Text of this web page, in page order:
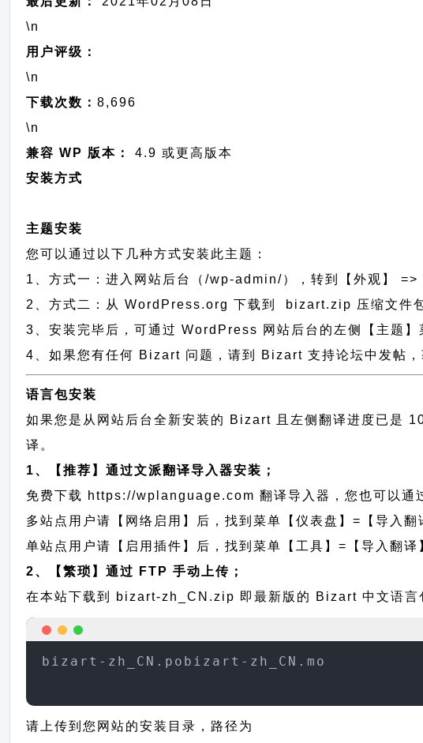
\n
用户评级：
\n
下载次数：8,696
\n
兼容 WP 版本：
4.9 或更高版本
安装方式
主题安装
您可以通过以下几种方式安装此主题：
1、方式一：进入网站后台（/wp-admin/），转到【外观】 =>
2、方式二：从 WordPress.org 下载到 bizart.zip 压缩文件
3、安装完毕后，可通过 WordPress 网站后台的左侧【主题】
4、如果您有任何 Bizart 问题，请到 Bizart 支持论坛中发帖，
语言包安装
如果您是从网站后台全新安装的 Bizart 且左侧翻译进度已是
译。
1、【推荐】通过文派翻译导入器安装；
免费下载 https://wplanguage.com 翻译导入器，您也可以通
多站点用户请【网络启用】后，找到菜单【仪表盘】=【导入翻
单站点用户请【启用插件】后，找到菜单【工具】=【导入翻译
2、【繁琐】通过 FTP 手动上传；
在本站下载到 bizart-zh_CN.zip 即最新版的 Bizart 中文语言
bizart-zh_CN.pobizart-zh_CN.mo
请上传到您网站的安装目录，路径为